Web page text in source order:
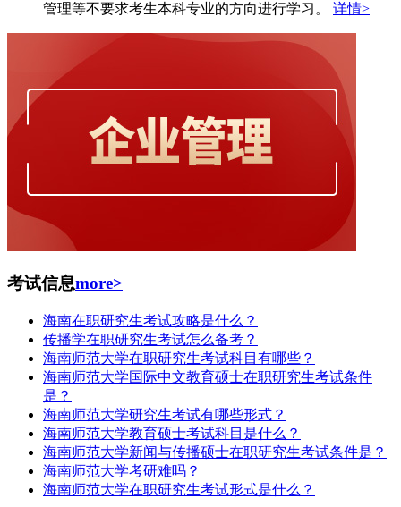
管理等不要求考生本科专业的方向进行学习。 详情>
考试信息more>
海南在职研究生考试攻略是什么？
传播学在职研究生考试怎么备考？
海南师范大学在职研究生考试科目有哪些？
海南师范大学国际中文教育硕士在职研究生考试条件
是？
海南师范大学研究生考试有哪些形式？
海南师范大学教育硕士考试科目是什么？
海南师范大学新闻与传播硕士在职研究生考试条件是？
海南师范大学考研难吗？
海南师范大学在职研究生考试形式是什么？